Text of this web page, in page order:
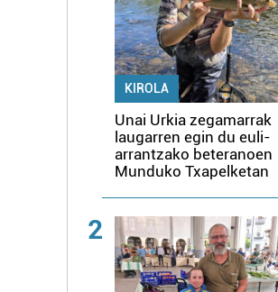
KIROLA
Unai Urkia zegamarrak
laugarren egin du euli-
arrantzako beteranoen
Munduko Txapelketan
2